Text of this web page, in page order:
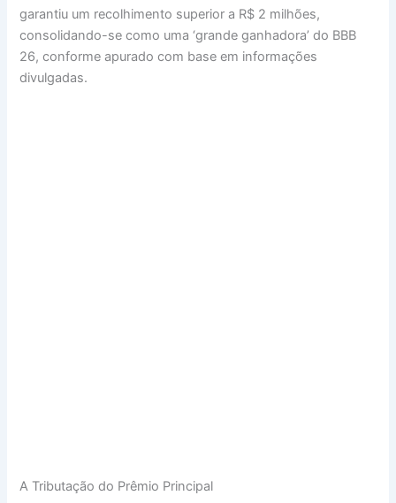
garantiu um recolhimento superior a R$ 2 milhões,
consolidando-se como uma ‘grande ganhadora’ do BBB
26, conforme apurado com base em informações
divulgadas.
A Tributação do Prêmio Principal